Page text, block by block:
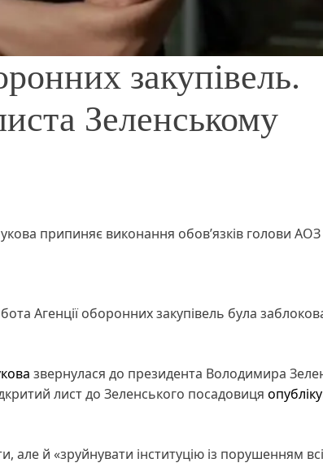
закупівель.
Зеленському
припиняє виконання обов’язків голови АОЗ
Агенції оборонних закупівель була
звернулася до президента Володимира
лист до Зеленського посадовиця
але й «зруйнувати інституцію із порушенням